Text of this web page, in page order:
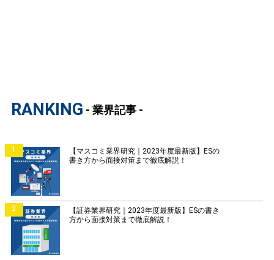
RANKING - 業界記事 -
1
【マスコミ業界研究｜2023年度最新版】ESの
書き方から面接対策まで徹底解説！
2
【証券業界研究｜2023年度最新版】ESの書き
方から面接対策まで徹底解説！